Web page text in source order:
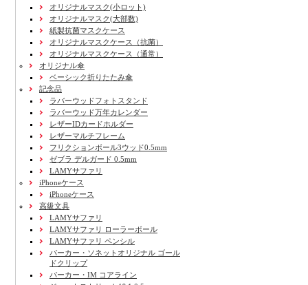
オリジナルマスク(小ロット)
オリジナルマスク(大部数)
紙製抗菌マスクケース
オリジナルマスクケース（抗菌）
オリジナルマスクケース（通常）
オリジナル傘
ベーシック折りたたみ傘
記念品
ラバーウッドフォトスタンド
ラバーウッド万年カレンダー
レザーIDカードホルダー
レザーマルチフレーム
フリクションボール3ウッド0.5mm
ゼブラ デルガード 0.5mm
LAMYサファリ
iPhoneケース
iPhoneケース
高級文具
LAMYサファリ
LAMYサファリ ローラーボール
LAMYサファリ ペンシル
パーカー・ソネットオリジナル ゴール
ドクリップ
パーカー・IM コアライン